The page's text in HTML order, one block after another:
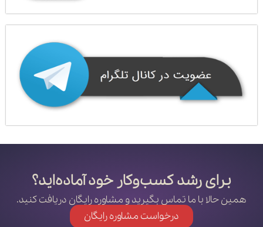
برای رشد کسب‌وکار خود آماده‌اید؟
همین حالا با ما تماس بگیرید و مشاوره رایگان دریافت کنید.
درخواست مشاوره رایگان